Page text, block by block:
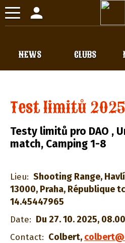
Toggle
navigation
person
CLUBS
NEWS
Test limitů
Testy limitů pro DAO ,
match, Camping 1-8
Lieu: Shooting Range,
13000, Praha, République
14.45447965
Date: Du 27. 10. 2025,
Contact: Colbert,